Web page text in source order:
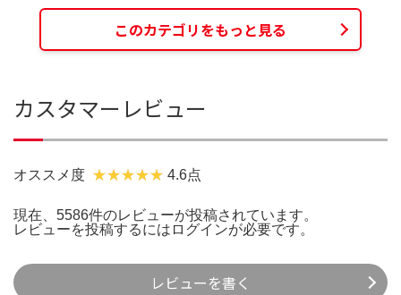
このカテゴリをもっと見る
カスタマーレビュー
オススメ度 4.6点
現在、5586件のレビューが投稿されています。
レビューを投稿するには ログインが必要です。
レビューを書く